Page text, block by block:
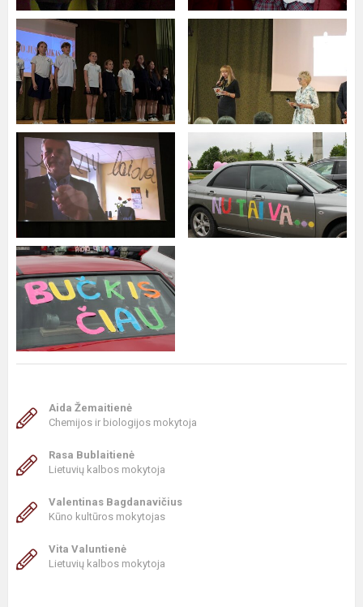
Aida Žemaitienė
Chemijos ir biologijos mokytoja
Rasa Bublaitienė
Lietuvių kalbos mokytoja
Valentinas Bagdanavičius
Kūno kultūros mokytojas
Vita Valuntienė
Lietuvių kalbos mokytoja